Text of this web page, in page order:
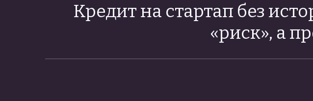
Кредит на стартап без
«риск», а